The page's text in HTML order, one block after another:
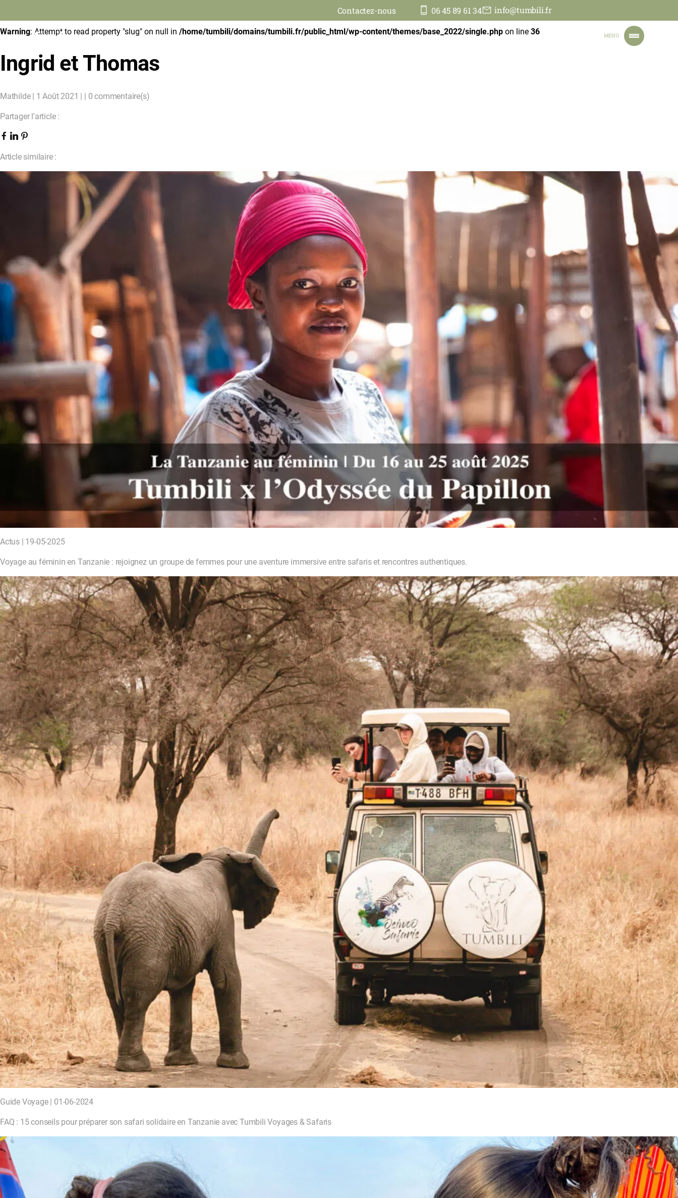
Contactez-nous 06 45 89 61 34 info@tumbili.fr
Tumbili MENU
ACCUEIL
NOTRE ENGAGEMENT
JE PARS EN TANZANIE
/home/tumbili/domains/tumbili.fr/public_html/wp-content/themes/base_2022/single.phpon line36
Warning: Attempt to read property "slug" on null in /home/tumbili/domains/tumbili.fr/public_html/wp-content/themes/base_2022/single.php on line 36
Ingrid et Thomas
Mathilde | 1 Août 2021 | | 0 commentaire(s)
Partager l'article :
Article similaire :
Actus | 19-05-2025
Voyage au féminin en Tanzanie : rejoignez un groupe de femmes pour une aventure immersive entre safaris et rencontres authentiques.
Guide Voyage | 01-06-2024
FAQ : 15 conseils pour préparer son safari solidaire en Tanzanie avec Tumbili Voyages & Safaris